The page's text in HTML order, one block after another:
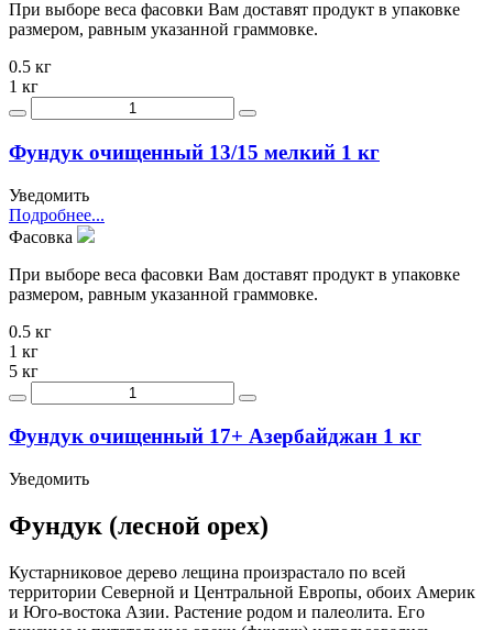
При выборе веса фасовки Вам доставят продукт в упаковке
размером, равным указанной граммовке.
0.5 кг
1 кг
Фундук очищенный 13/15 мелкий 1 кг
Уведомить
Подробнее...
Фасовка
При выборе веса фасовки Вам доставят продукт в упаковке
размером, равным указанной граммовке.
0.5 кг
1 кг
5 кг
Фундук очищенный 17+ Азербайджан 1 кг
Уведомить
Фундук (лесной орех)
Кустарниковое дерево лещина произрастало по всей
территории Северной и Центральной Европы, обоих Америк
и Юго-востока Азии. Растение родом и палеолита. Его